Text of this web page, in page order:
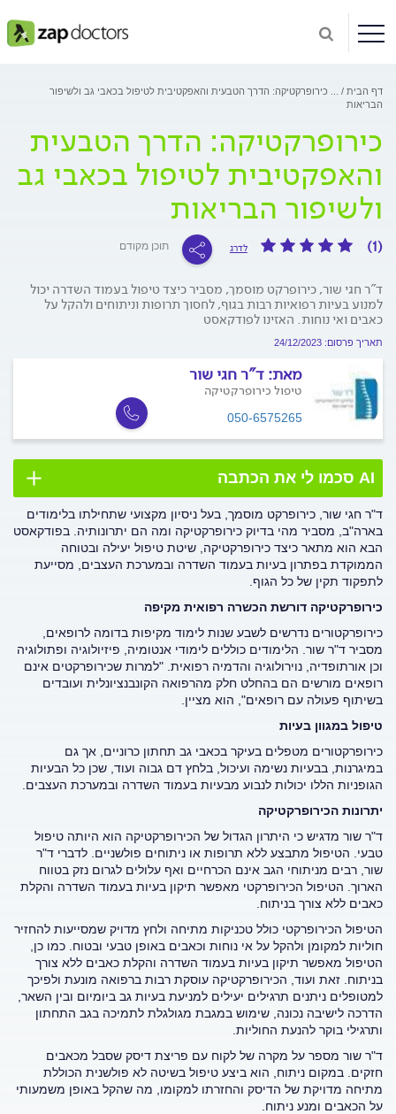
דף הבית
כירופרקטיקה: הדרך הטבעית והאפקטיבית לטיפול בכאבי גב ולשיפור
הבריאות
כירופרקטיקה: הדרך הטבעית
והאפקטיבית לטיפול בכאבי גב
ולשיפור הבריאות
(1) לדרג תוכן מקודם
ד"ר חגי שור, כירופרקט מוסמך, מסביר כיצד טיפול בעמוד השדרה יכול
למנוע בעיות רפואיות רבות בגוף, לחסוך תרופות וניתוחים ולהקל על
כאבים ואי נוחות. האזינו לפודקאסט
תאריך פרסום: 24/12/2023
מאת: ד"ר חגי שור
טיפול כירופרקטיקה
050-6575265
AI סכמו לי את הכתבה
ד"ר חגי שור, כירופרקט מוסמך, בעל ניסיון מקצועי שתחילתו בלימודים
בארה"ב, מסביר מהי בדיוק כירופרקטיקה ומה הם יתרונותיה. בפודקאסט
הבא הוא מתאר כיצד כירופרקטיקה, שיטת טיפול יעילה ובטוחה
הממוקדת בפתרון בעיות בעמוד השדרה ובמערכת העצבים, מסייעת
לתפקוד תקין של כל הגוף.
כירופרקטיקה דורשת הכשרה רפואית מקיפה
כירופרקטורים נדרשים לשבע שנות לימוד מקיפות בדומה לרופאים,
מסביר ד"ר שור. הלימודים כוללים לימודי אנטומיה, פיזיולוגיה ופתולוגיה
וכן אורתופדיה, נוירולוגיה והדמיה רפואית. "למרות שכירופרקטים אינם
רופאים מורשים הם בהחלט חלק מהרפואה הקונבנציונלית ועובדים
בשיתוף פעולה עם רופאים", הוא מציין.
טיפול במגוון בעיות
כירופרקטורים מטפלים בעיקר בכאבי גב תחתון כרוניים, אך גם
במיגרנות, בבעיות נשימה ועיכול, בלחץ דם גבוה ועוד, שכן כל הבעיות
הגופניות הללו יכולות לנבוע מבעיות בעמוד השדרה ובמערכת העצבים.
יתרונות הכירופרקטיקה
ד"ר שור מדגיש כי היתרון הגדול של הכירופרקטיקה הוא היותה טיפול
טבעי. הטיפול מתבצע ללא תרופות או ניתוחים פולשניים. לדברי ד"ר
שור, רבים מניתוחי הגב אינם הכרחיים ואף עלולים לגרום נזק בטווח
הארוך. הטיפול הכירופרקטי מאפשר תיקון בעיות בעמוד השדרה והקלת
כאבים ללא צורך בניתוח.
הטיפול הכירופרקטי כולל טכניקות מתיחה ולחץ מדויק שמסייעות להחזיר
חוליות למקומן ולהקל על אי נוחות וכאבים באופן טבעי ובטוח. כמו כן,
הטיפול מאפשר תיקון בעיות בעמוד השדרה והקלת כאבים ללא צורך
בניתוח. זאת ועוד, הכירופרקטיקה עוסקת רבות ברפואה מונעת ולפיכך
למטופלים ניתנים תרגילים יעילים למניעת בעיות גב ביומיום ובין השאר,
הדרכה לישיבה נכונה, שימוש במגבת מגולגלת לתמיכה בגב התחתון
ותרגילי בוקר להנעת החוליות.
ד"ר שור מספר על מקרה של לקוח עם פריצת דיסק שסבל מכאבים
חזקים. במקום ניתוח, הוא ביצע טיפול בשיטה לא פולשנית הכוללת
מתיחה מדויקת של הדיסק והחזרתו למקומו, מה שהקל באופן משמעותי
על הכאבים ומנע ניתוח.